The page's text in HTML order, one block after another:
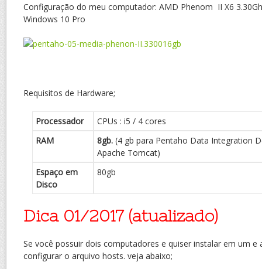
Configuração do meu computador: AMD Phenom II X6
Windows 10 Pro
Requisitos de Hardware;
Processador
CPUs : i5 / 4 cores
RAM
8gb.(4 gb para Pentaho Data Integration
Apache Tomcat)
Espaço em
Disco
80gb
Dica 01/2017 (atualizado)
Se você possuir dois computadores e quiser instalar em um
configurar o arquivo hosts. veja abaixo;